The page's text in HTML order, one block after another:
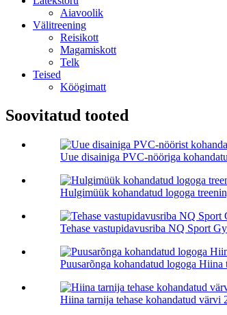
Aiavoolik
Välitreening
Reisikott
Magamiskott
Telk
Teised
Köögimatt
Soovitatud tooted
Uue disainiga PVC-nööriga
Hulgimüük kohandatud logoga
Tehase vastupidavusriba NQ Sport
Puusarõnga kohandatud logoga Hiina
Hiina tarnija tehase kohandatud värvi